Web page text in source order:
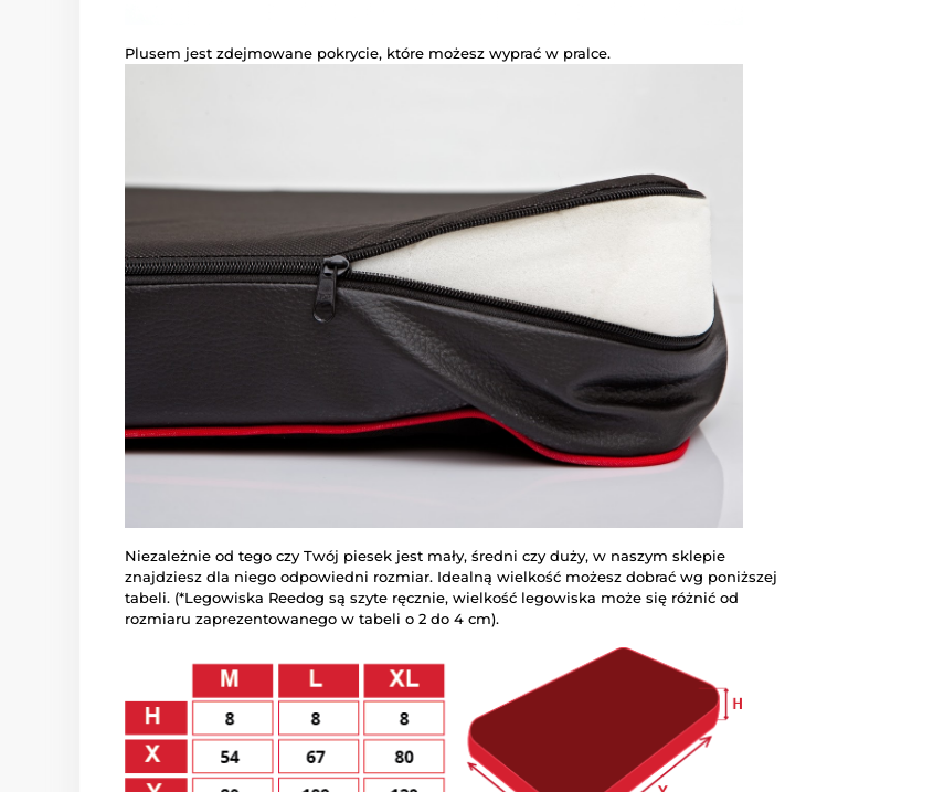
Plusem jest zdejmowane pokrycie, które możesz wyprać w pralce.
Niezależnie od tego czy Twój piesek jest mały, średni czy duży, w naszym sklepie
znajdziesz dla niego odpowiedni rozmiar. Idealną wielkość możesz dobrać wg poniższej
tabeli. (*Legowiska Reedog są szyte ręcznie, wielkość legowiska może się różnić od
rozmiaru zaprezentowanego w tabeli o 2 do 4 cm).